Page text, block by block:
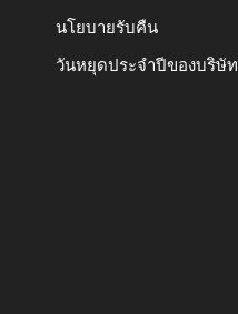
นโยบายรับคืน
วันหยุดประจำปีของบริษัท